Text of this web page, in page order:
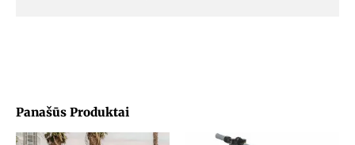
Panašūs Produktai